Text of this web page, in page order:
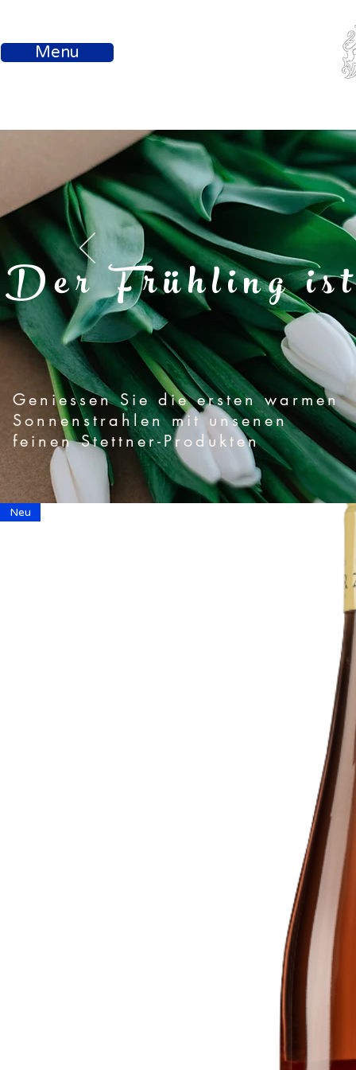
Menu
Die jungen Milden
Der Frühling
Geniessen Sie die ersten warmen
Sonnenstrahlen mit unsenen
feinen Stettner-Produkten
Neu